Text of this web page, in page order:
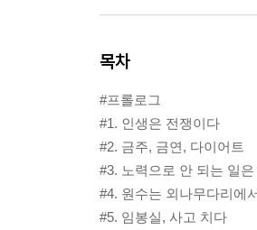
목차
#프롤로그
#1. 인생은 전쟁이다
#2. 금주, 금연, 다이어트
#3. 노력으로 안 되는 일
#4. 원수는 외나무다리에
#5. 임봉실, 사고 치다